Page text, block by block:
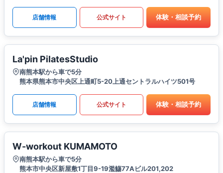
店舗情報 公式サイト 体験・相談予約
La'pin PilatesStudio
南熊本駅から車で5分
熊本県熊本市中央区上通町5-20上通セントラルハイツ501号
店舗情報 公式サイト 体験・相談予約
W-workout KUMAMOTO
南熊本駅から車で5分
熊本市中央区新屋敷1丁目9-19濫觴77Aビル201,202